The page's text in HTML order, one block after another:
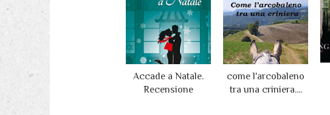
Accade a Natale.
Recensione
come l'arcobaleno
tra una criniera....